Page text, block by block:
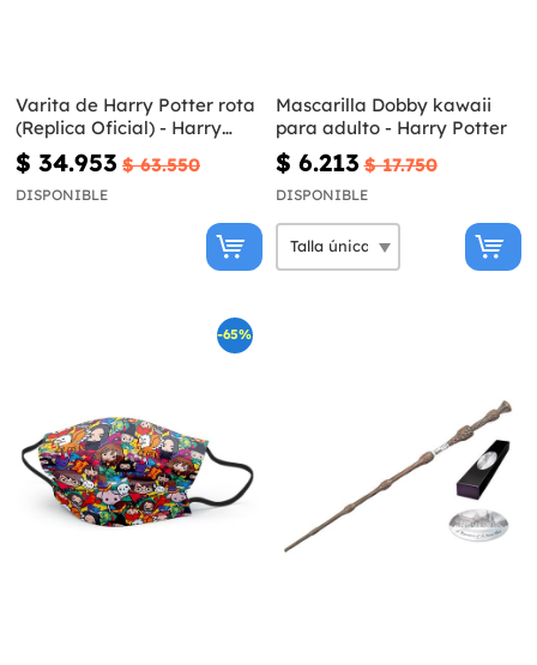
Varita de Harry Potter rota
(Replica Oficial) - Harry
Potter y las Reliquias de la
Muerte
$ 34.953 $ 63.550
DISPONIBLE
Mascarilla Dobby kawaii
para adulto - Harry Potter
$ 6.213 $ 17.750
DISPONIBLE
-65%